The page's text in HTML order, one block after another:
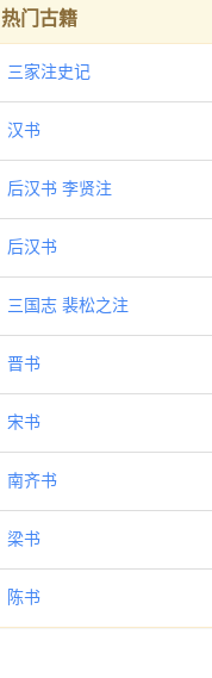
热门古籍
三家注史记
汉书
后汉书 李贤注
后汉书
三国志 裴松之注
晋书
宋书
南齐书
梁书
陈书